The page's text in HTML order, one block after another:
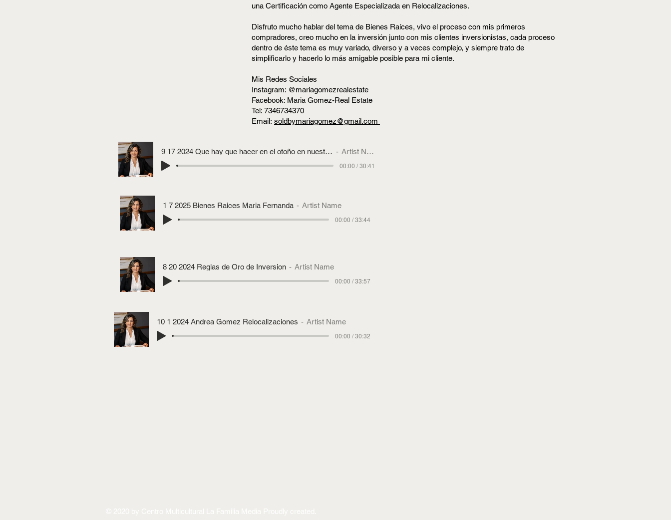
una Certificación como Agente Especializada en Relocalizaciones.
Disfruto mucho hablar del tema de Bienes Raíces, vivo el proceso con mis primeros
compradores, creo mucho en la inversión junto con mis clientes inversionistas, cada proceso
dentro de éste tema es muy variado, diverso y a veces complejo, y siempre trato de
simplificarlo y hacerlo lo más amigable posible para mi cliente.
Mis Redes Sociales
Instagram: @mariagomezrealestate
Facebook: Maria Gomez-Real Estate
Tel: 7346734370
Email: soldbymariagomez@gmail.com
9 17 2024 Que hay que hacer en el otoño en nuestras casas
Artist Name
00:00 / 30:41
1 7 2025 Bienes Raices Maria Fernanda
Artist Name
00:00 / 33:44
8 20 2024 Reglas de Oro de Inversion
Artist Name
00:00 / 33:57
10 1 2024 Andrea Gomez Relocalizaciones
Artist Name
00:00 / 30:32